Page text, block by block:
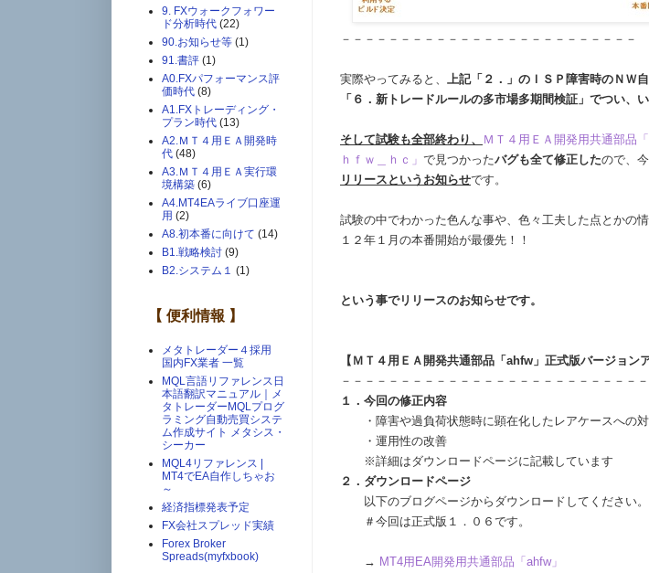
－－－－－－－－－－－－－－－－－－－－－－－－－
実際やってみると、 上記「２．」のＩＳＰ障害時のＮＷ
「６．新トレードルールの多市場多期間検証」でつい、
そして試験も全部終わり、 ＭＴ４用ＥＡ開発用共通部品「
ｈｆｗ＿ｈｃ」 で見つかったバグも全て修正したので、
リリースというお知らせです。
試験の中でわかった色んな事や、色々工夫した点とかの
１２年１月の本番開始が最優先！！
という事でリリースのお知らせです。
【ＭＴ４用ＥＡ開発共通部品「ahfw」正式版バージョン
－－－－－－－－－－－－－－－－－－－－－－－－－
１．今回の修正内容
・障害や過負荷状態時に顕在化したレアケースへの対
・運用性の改善
※詳細はダウンロードページに記載しています
２．ダウンロードページ
以下のブログページからダウンロードしてください。
＃今回は正式版１．０６です。
→ MT4用EA開発用共通部品「ahfw」
9. FXウォークフォワー
ド分析時代 (22)
90.お知らせ等 (1)
91.書評 (1)
A0.FXパフォーマンス評
価時代 (8)
A1.FXトレーディング・
プラン時代 (13)
A2.ＭＴ４用ＥＡ開発時
代 (48)
A3.ＭＴ４用ＥＡ実行環
境構築 (6)
A4.MT4EAライブ口座運
用 (2)
A8.初本番に向けて (14)
B1.戦略検討 (9)
B2.システム１ (1)
【 便利情報 】
メタトレーダー４採用
国内FX業者 一覧
MQL言語リファレンス日
本語翻訳マニュアル｜メ
タトレーダーMQLプログ
ラミング自動売買システ
ム作成サイト メタシス・
シーカー
MQL4リファレンス |
MT4でEA自作しちゃお
～
経済指標発表予定
FX会社スプレッド実績
Forex Broker
Spreads(myfxbook)